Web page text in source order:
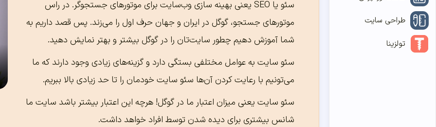
طراحی سایت
تولزینا
سئو یا SEO یعنی بهینه سازی وب‌سایت برای موتورهای جستجوگر. در راس
موتورهای جستجو، گوگل در ایران و جهان حرف اول را می‌زند. پس قصد داریم به
شما آموزش دهیم چطور سایت‌تان را در گوگل بیشتر و بهتر نمایش دهید.
سئو سایت به عوامل مختلفی بستگی دارد و گزینه‌های زیادی وجود دارند که ما
می‌تونیم با رعایت کردن آن‌ها سئو سایت خودمان را تا حد زیادی بالا ببریم.
سئو سایت یعنی میزان اعتبار ما در گوگل! هرچه این اعتبار بیشتر باشد سایت ما
شانس بیشتری برای دیده شدن توسط افراد خواهد داشت.